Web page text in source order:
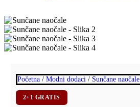
Početna / Modni dodaci / Sunčane naočale
2+1 GRATIS